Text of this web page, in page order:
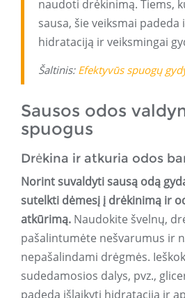
naudoti drėkinimą. Tiems,
sausa, šie veiksmai padeda
hidrataciją ir veiksmingai
Šaltinis: Efektyvūs spuogų
Sausos odos
spuogus
Drėkina ir atkuria odos
Norint suvaldyti sausą odą
sutelkti dėmesį į drėkinimą ir
atkūrimą. Naudokite švelnų,
pašalintumėte nešvarumus ir
nepašalindami drėgmės.
sudedamosios dalys, pvz.,
padeda išlaikyti hidrataciją ir